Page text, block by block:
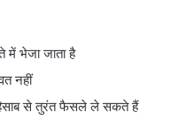
भेजा जाता है
नहीं
से तुरंत फैसले ले सकते हैं